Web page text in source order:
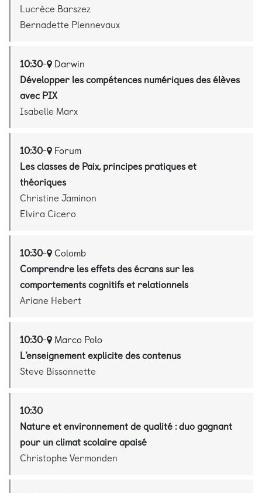
Lucrèce Barszez
Bernadette Plennevaux
10:30- Darwin
Développer les compétences numériques des élèves
avec PIX
Isabelle Marx
10:30- Forum
Les classes de Paix, principes pratiques et
théoriques
Christine Jaminon
Elvira Cicero
10:30- Colomb
Comprendre les effets des écrans sur les
comportements cognitifs et relationnels
Ariane Hebert
10:30- Marco Polo
L’enseignement explicite des contenus
Steve Bissonnette
10:30
Nature et environnement de qualité : duo gagnant
pour un climat scolaire apaisé
Christophe Vermonden